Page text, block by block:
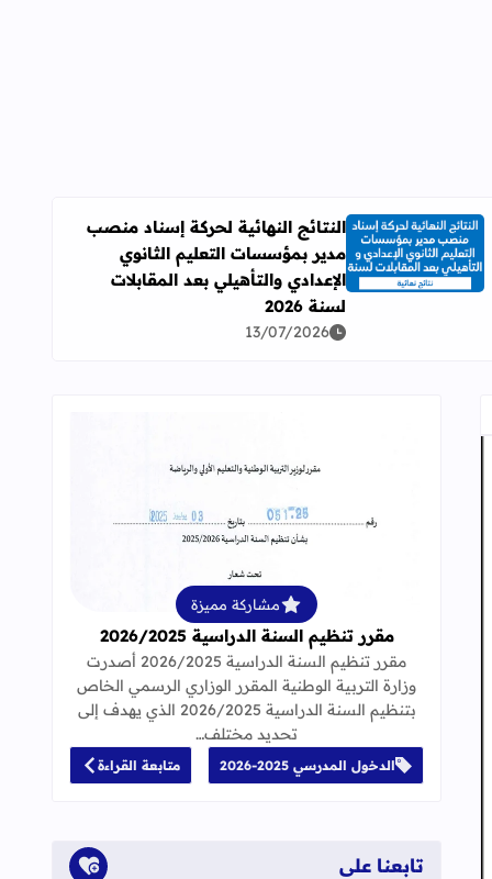
اقرأ المزيد عن النتائج النهائية لحركة إسناد منصب مدير بمؤسسات
النتائج النهائية لحركة إسناد منصب
مدير بمؤسسات التعليم الثانوي
الإعدادي والتأهيلي بعد المقابلات
لسنة 2026
13/07/2026
قراءة المزيد عن مقرر تنظيم السنة الدراسية
مشاركة مميزة
مقرر تنظيم السنة الدراسية 2026/2025
مقرر تنظيم السنة الدراسية 2026/2025 أصدرت
وزارة التربية الوطنية المقرر الوزاري الرسمي الخاص
بتنظيم السنة الدراسية 2026/2025 الذي يهدف إلى
تحديد مختلف…
الدخول المدرسي 2025-2026 متابعة القراءة
تابعنا على